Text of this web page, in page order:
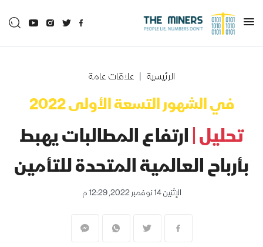
الرئيسية علاقات عامة
في الشهور التسعة الأولى 2022
تحليل |ارتفاع المطالبات يهبط
بأرباح العالمية المتحدة للتأمين
الإثنين 14 نوفمبر 2022, 12:29 م